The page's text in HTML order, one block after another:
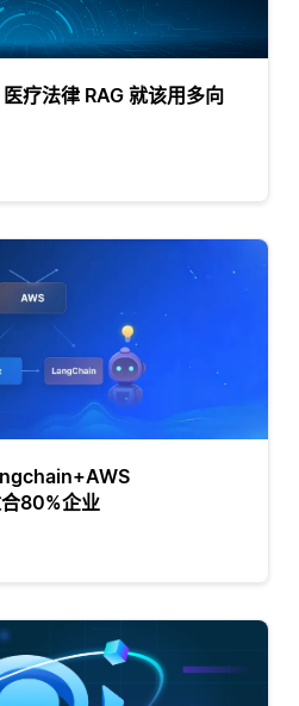
疗法律 RAG 就该用多向
80%企业